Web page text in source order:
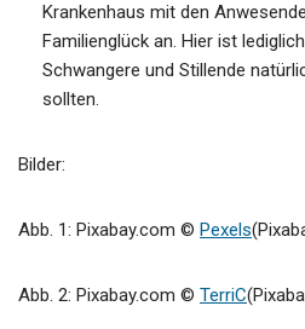
Krankenhaus mit den
Familienglück an. Hier ist
Schwangere und Stillende
sollten.
Bilder:
Abb. 1: Pixabay.com © Pexels
Abb. 2: Pixabay.com © TerriC